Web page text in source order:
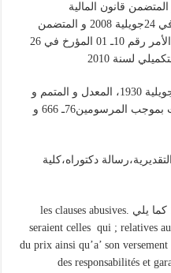
ـ 24 مؤرخ في 26/12/2006 و المتضمن قانون المالية
لسنة2007،و الأمر رقم08 ـ 02 مؤرخ في 24جويلية 2008 و المتضمن
قانون المالية التكميلي لسنة 2008، و الأمر رقم 10ـ 01 المؤرخ في 26
– القانون الفرنسي الصادر في 13جويلية 1930، المعدل و المتمم و
المدمج في التقنين الفرنسي للتأمينات بموجب المرسومين76ـ 666 و
دكتوراه،كلية
– ورد النص الفرنسي للمادة 132/1 كما يلي .les clauses abusives
seraient celles qui ; relatives
du prix ainsi qu’a’ son versement
des responsabilités et